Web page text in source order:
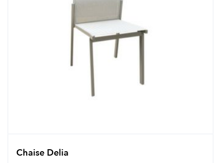
Chaise Delia